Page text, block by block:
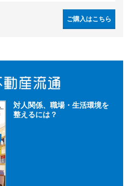
ご購入はこちら
対人関係、職場・生活環境を
整えるには？